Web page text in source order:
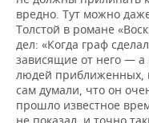
вредно. Тут можно
Толстой в романе
дел: «Когда граф
зависящие от него — а
людей приближенных,
сам думали, что он
прошло известное